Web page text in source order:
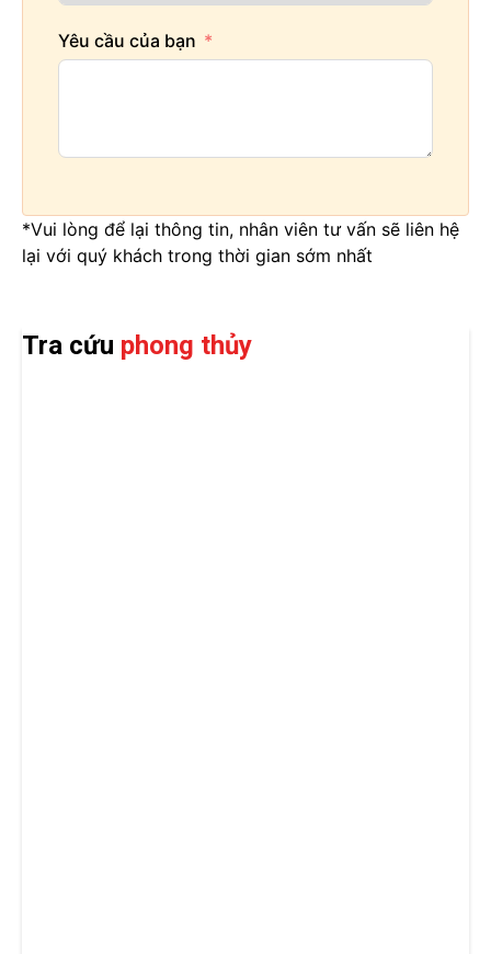
Yêu cầu của bạn
*Vui lòng để lại thông tin, nhân viên tư vấn sẽ liên hệ
lại với quý khách trong thời gian sớm nhất
Tra cứu phong thủy